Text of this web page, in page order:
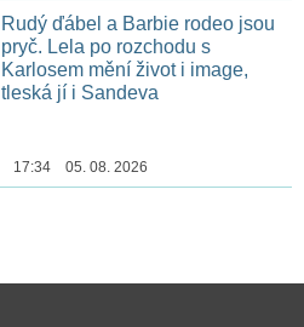
Rudý ďábel a Barbie rodeo jsou
pryč. Lela po rozchodu s
Karlosem mění život i image,
tleská jí i Sandeva
17:34 05. 08. 2026